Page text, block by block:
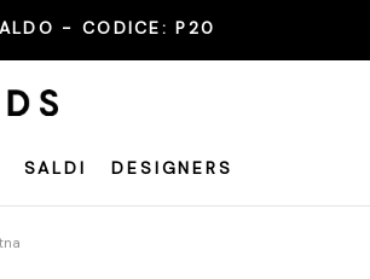
- CODICE:P20
SALDI DESIGNERS